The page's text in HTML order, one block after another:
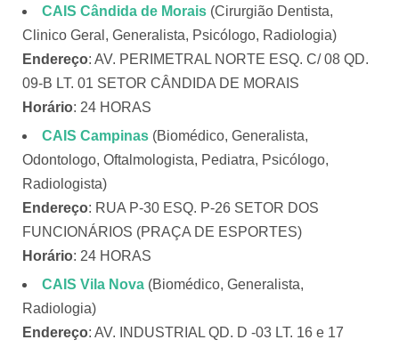
CAIS Cândida de Morais (Cirurgião Dentista,
Clinico Geral, Generalista, Psicólogo, Radiologia)
Endereço: AV. PERIMETRAL NORTE ESQ. C/ 08 QD.
09-B LT. 01 SETOR CÂNDIDA DE MORAIS
Horário: 24 HORAS
CAIS Campinas (Biomédico, Generalista,
Odontologo, Oftalmologista, Pediatra, Psicólogo,
Radiologista)
Endereço: RUA P-30 ESQ. P-26 SETOR DOS
FUNCIONÁRIOS (PRAÇA DE ESPORTES)
Horário: 24 HORAS
CAIS Vila Nova (Biomédico, Generalista,
Radiologia)
Endereço: AV. INDUSTRIAL QD. D -03 LT. 16 e 17